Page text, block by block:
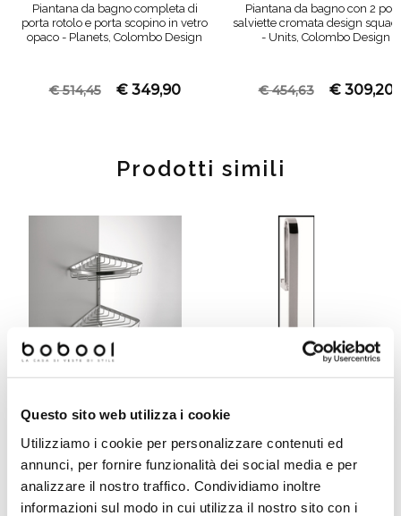
Questo sito web utilizza i cookie
Utilizziamo i cookie per personalizzare contenuti ed
annunci, per fornire funzionalità dei social media e per
analizzare il nostro traffico. Condividiamo inoltre
informazioni sul modo in cui utilizza il nostro sito con i
Piantana da bagno completa di
porta rotolo e porta scopino in vetro
opaco - Planets, Colombo Design
€ 514,45 € 349,90
Piantana da bagno con 2
salviette cromata design
- Units, Colombo Design
€ 454,63 € 309,20
Prodotti simili
da muro con due cestini
sovrapposti, cromato -
Cavalletto porta tergivetro
cromo - Colombo Design